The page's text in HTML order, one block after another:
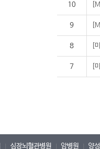
10
9
8 [
7 [
심장뇌혈관병원 암병원 양